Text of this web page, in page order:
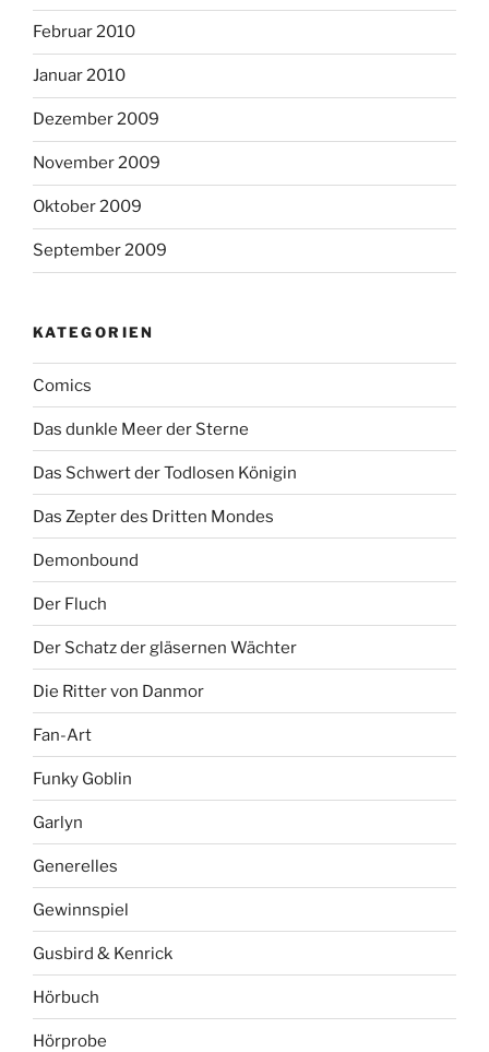
Februar 2010
Januar 2010
Dezember 2009
November 2009
Oktober 2009
September 2009
KATEGORIEN
Comics
Das dunkle Meer der Sterne
Das Schwert der Todlosen Königin
Das Zepter des Dritten Mondes
Demonbound
Der Fluch
Der Schatz der gläsernen Wächter
Die Ritter von Danmor
Fan-Art
Funky Goblin
Garlyn
Generelles
Gewinnspiel
Gusbird & Kenrick
Hörbuch
Hörprobe